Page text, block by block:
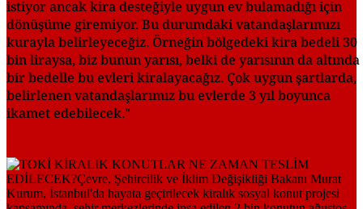
istiyor ancak kira desteğiyle uygun ev bulamadığı için
dönüşüme giremiyor. Bu durumdaki vatandaşlarımızı
kurayla belirleyeceğiz. Örneğin bölgedeki kira bedeli 30
bin liraysa, biz bunun yarısı, belki de yarısının da altında
bir bedelle bu evleri kiralayacağız. Çok uygun şartlarda,
belirlenen vatandaşlarımız bu evlerde 3 yıl boyunca
ikamet edebilecek."